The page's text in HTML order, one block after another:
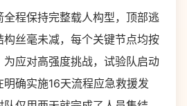
程保持完整载人构型，顶部逃
丝毫未减，每个关键节点均按
应对高强度挑战，试验队启动
确实施16天流程应急救援发